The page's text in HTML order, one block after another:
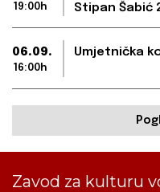
19:00h
Stipan Šabić
06.09.
16:00h
Umjetnička
Zavod za kulturu